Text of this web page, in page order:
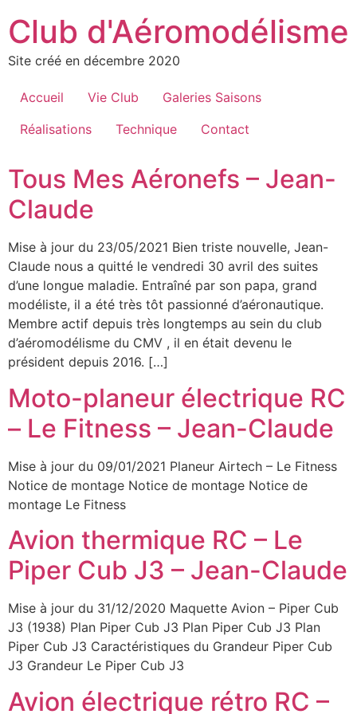
au
contenu
Club d'Aéromodélisme
Site créé en décembre 2020
Accueil Vie Club
Galeries Saisons
Réalisations
Technique Contact
Tous Mes Aéronefs – Jean-
Claude
Mise à jour du 23/05/2021 Bien triste nouvelle, Jean-
Claude nous a quitté le vendredi 30 avril des suites
d’une longue maladie. Entraîné par son papa, grand
modéliste, il a été très tôt passionné d’aéronautique.
Membre actif depuis très longtemps au sein du club
d’aéromodélisme du CMV , il en était devenu le
président depuis 2016. […]
Moto-planeur électrique RC
– Le Fitness – Jean-Claude
Mise à jour du 09/01/2021 Planeur Airtech – Le Fitness
Notice de montage Notice de montage Notice de
montage Le Fitness
Avion thermique RC – Le
Piper Cub J3 – Jean-Claude
Mise à jour du 31/12/2020 Maquette Avion – Piper Cub
J3 (1938) Plan Piper Cub J3 Plan Piper Cub J3 Plan
Piper Cub J3 Caractéristiques du Grandeur Piper Cub
J3 Grandeur Le Piper Cub J3
Avion électrique rétro RC –